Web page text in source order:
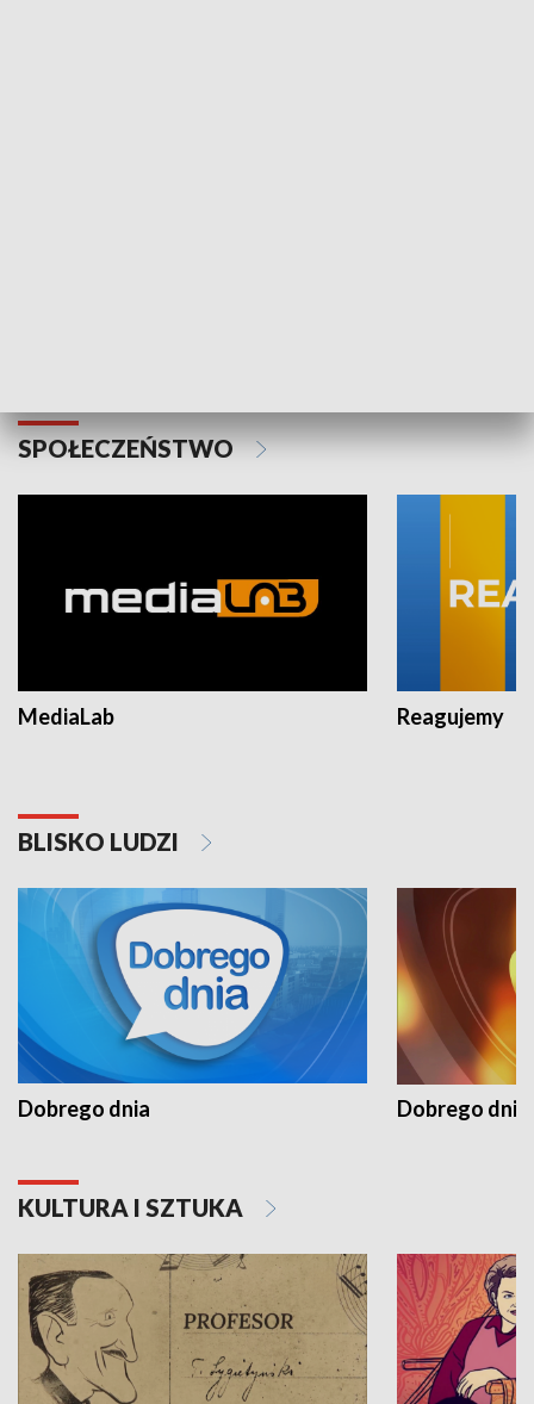
SPOŁECZEŃSTWO
MediaLab Reagujemy
BLISKO LUDZI
Dobrego dnia Dobrego dnia
KULTURA I SZTUKA